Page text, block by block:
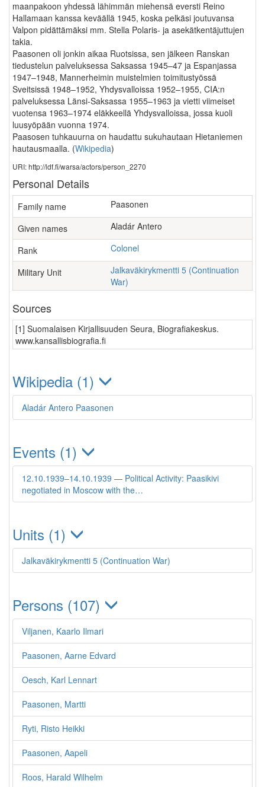
maanpakoon yhdessä lähimmän miehensä eversti Reino
Hallamaan kanssa keväällä 1945, koska pelkäsi joutuvansa
Valpon pidättämäksi mm. Stella Polaris- ja asekätkentäjuttujen
takia.
Paasonen oli jonkin aikaa Ruotsissa, sen jälkeen Ranskan
tiedustelun palveluksessa Saksassa 1945–47 ja Espanjassa
1947–1948, Mannerheimin muistelmien toimitustyössä
Sveitsissä 1948–1952, Yhdysvalloissa 1952–1955, CIA:n
palveluksessa Länsi-Saksassa 1955–1963 ja vietti viimeiset
vuotensa 1963–1974 eläkkeellä Yhdysvalloissa, jossa kuoli
luusyöpään vuonna 1974.
Paasosen tuhkauurna on haudattu sukuhautaan Hietaniemen
hautausmaalla. (Wikipedia)
URI: http://ldf.fi/warsa/actors/person_2270
Personal Details
Family name Paasonen
Given names Aladár Antero
Rank Colonel
Military Unit
Jalkaväkirykmentti 5 (Continuation
War)
Sources
[1] Suomalaisen Kirjallisuuden Seura, Biografiakeskus.
www.kansallisbiografia.fi
Wikipedia (1)
Aladár Antero Paasonen
Events (1)
12.10.1939–14.10.1939 — Political Activity: Paasikivi
negotiated in Moscow with the…
Units (1)
Jalkaväkirykmentti 5 (Continuation War)
Persons (107)
Viljanen, Kaarlo Ilmari
Paasonen, Aarne Edvard
Oesch, Karl Lennart
Paasonen, Martti
Ryti, Risto Heikki
Paasonen, Aapeli
Roos, Harald Wilhelm